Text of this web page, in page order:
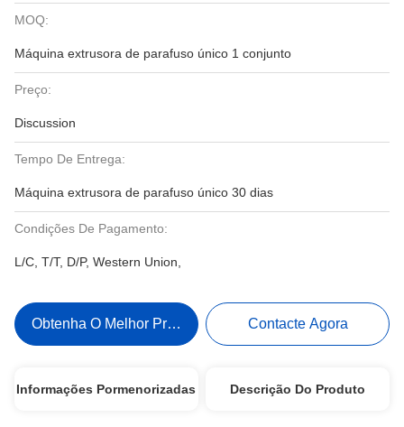
MOQ:
Máquina extrusora de parafuso único 1 conjunto
Preço:
Discussion
Tempo De Entrega:
Máquina extrusora de parafuso único 30 dias
Condições De Pagamento:
L/C, T/T, D/P, Western Union,
Obtenha O Melhor Preço Contacte Agora
Informações Pormenorizadas Descrição Do Produto